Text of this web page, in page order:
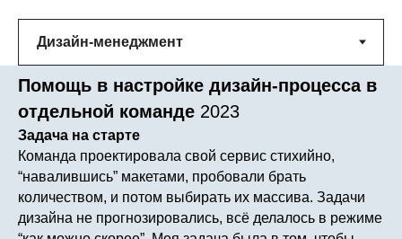
Помощь в настройке дизайн-процесса в
отдельной команде 2023
Задача на старте
Команда проектировала свой сервис стихийно,
“навалившись” макетами, пробовали брать
количеством, и потом выбирать их массива. Задачи
дизайна не прогнозировались, всё делалось в режиме